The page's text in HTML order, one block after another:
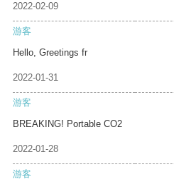
2022-02-09
游客
Hello, Greetings fr
2022-01-31
游客
BREAKING! Portable CO2
2022-01-28
游客